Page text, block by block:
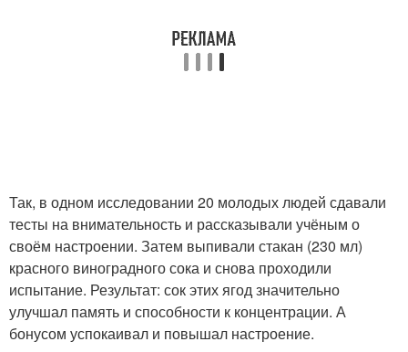
Так, в одном исследовании 20 молодых людей сдавали
тесты на внимательность и рассказывали учёным о
своём настроении. Затем выпивали стакан (230 мл)
красного виноградного сока и снова проходили
испытание. Результат: сок этих ягод значительно
улучшал память и способности к концентрации. А
бонусом успокаивал и повышал настроение.